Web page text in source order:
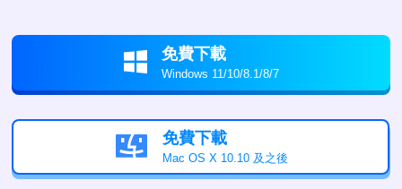
 免費下載
Windows 11/10/8.1/8/7
 免費下載
Mac OS X 10.10 及之後